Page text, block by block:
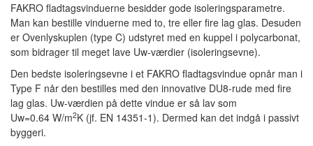
FAKRO fladtagsvinduerne besidder gode isoleringsparametre.
Man kan bestille vinduerne med to, tre eller fire lag glas. Desuden
er Ovenlyskuplen (type C) udstyret med en kuppel i polycarbonat,
som bidrager til meget lave Uw-værdier (isoleringsevne).
Den bedste isoleringsevne i et FAKRO fladtagsvindue opnår man i
Type F når den bestilles med den innovative DU8-rude med fire
lag glas. Uw-værdien på dette vindue er så lav som
Uw=0.64 W/m2K (jf. EN 14351-1). Dermed kan det indgå i passivt
byggeri.